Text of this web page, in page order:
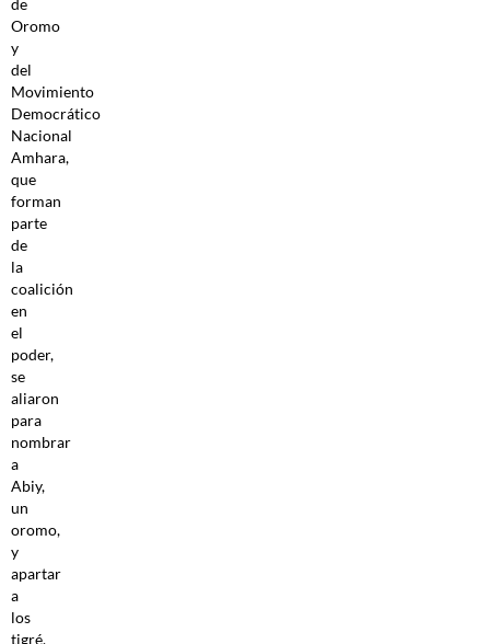
de
Oromo
y
del
Movimiento
Democrático
Nacional
Amhara,
que
forman
parte
de
la
coalición
en
el
poder,
se
aliaron
para
nombrar
a
Abiy,
un
oromo,
y
apartar
a
los
tigré,